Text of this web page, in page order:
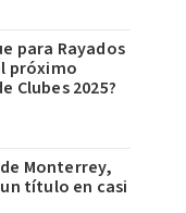
para Rayados
próximo
Clubes 2025?
Monterrey,
título en casi